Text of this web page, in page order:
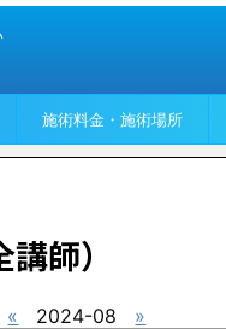
施術料金・施術場所
師）
« 2024-08 »